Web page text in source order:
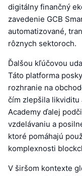
digitálny finančný
zavedenie GCB
automatizované,
rôznych sektoroch.
Ďalšou kľúčovou
Táto platforma
rozhranie na
čím zlepšila likviditu
Academy ďalej
vzdelávaniu a
ktoré pomáhajú
komplexnosti
V širšom kontexte